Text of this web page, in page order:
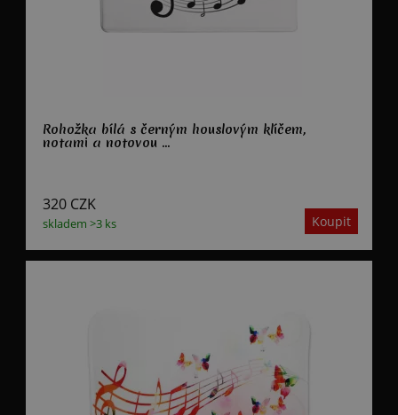
Rohožka bílá s černým houslovým klíčem,
notami a notovou ...
skladem >3 ks
320 CZK